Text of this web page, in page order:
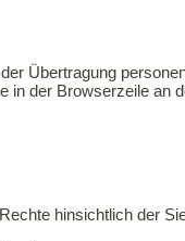
Übertragung
in der Browserzeile an
hinsichtlich der